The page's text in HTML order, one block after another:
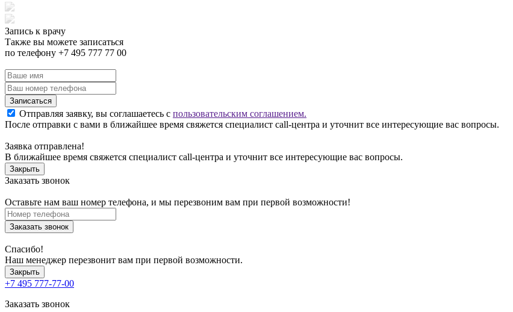
Запись к врачу
Также вы можете записаться
по телефону +7 495 777 77 00
Записаться
Отправляя заявку, вы соглашаетесь с пользовательским соглашением.
После отправки с вами в ближайшее время свяжется специалист call-центра и уточнит все интересующие вас вопросы.
Заявка отправлена!
В ближайшее время свяжется специалист call-центра и уточнит все интересующие вас вопросы.
Закрыть
Заказать звонок
Оставьте нам ваш номер телефона, и мы перезвоним вам при первой возможности!
Заказать звонок
Спасибо!
Наш менеджер перезвонит вам при первой возможности.
Закрыть
+7 495 777-77-00
Заказать звонок